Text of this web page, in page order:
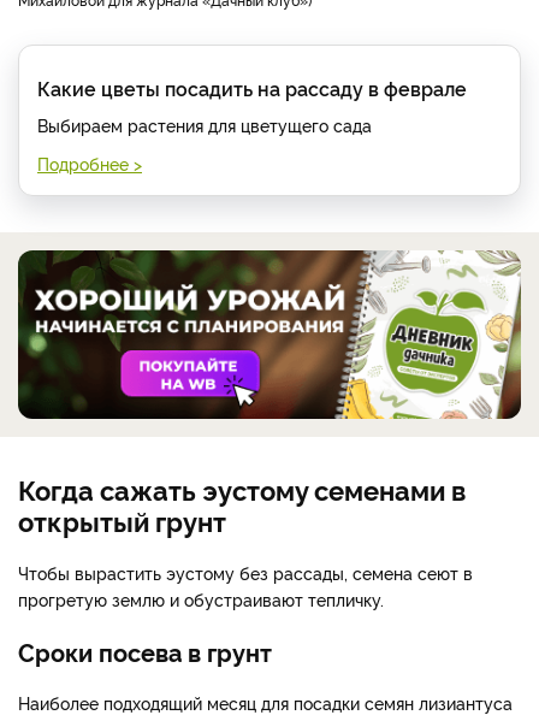
Какие цветы посадить на рассаду в феврале
Выбираем растения для цветущего сада
Подробнее >
Когда сажать эустому семенами в
открытый грунт
Чтобы вырастить эустому без рассады, семена сеют в
прогретую землю и обустраивают тепличку.
Сроки посева в грунт
Наиболее подходящий месяц для посадки семян лизиантуса